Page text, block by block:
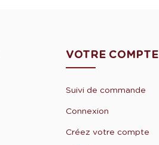
VOTRE COMPTE
Suivi de commande
Connexion
Créez votre compte